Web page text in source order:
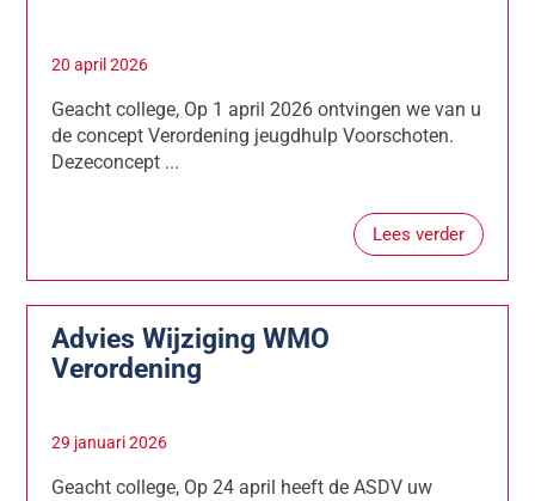
20 april 2026
Geacht college, Op 1 april 2026 ontvingen we van u
de concept Verordening jeugdhulp Voorschoten.
Dezeconcept ...
Lees verder
Advies Wijziging WMO
Verordening
29 januari 2026
Geacht college, Op 24 april heeft de ASDV uw